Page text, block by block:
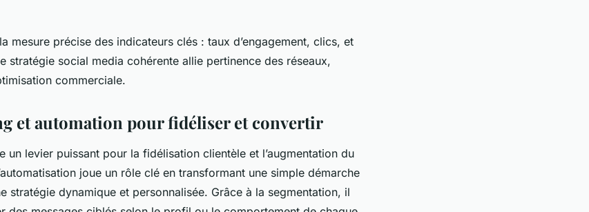
mesure précise des indicateurs clés : taux d’engagement, clics, et
stratégie social media cohérente allie pertinence des réseaux,
commerciale.
et automation pour fidéliser et convertir
un levier puissant pour la fidélisation clientèle et l’augmentation du
joue un rôle clé en transformant une simple démarche
stratégie dynamique et personnalisée. Grâce à la segmentation, il